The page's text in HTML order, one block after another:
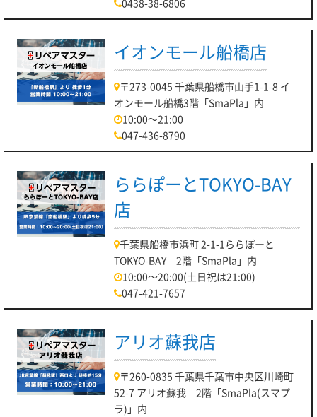
0438-38-6806
イオンモール船橋店
〒273-0045 千葉県船橋市山手1-1-8 イ
オンモール船橋3階「SmaPla」内
10:00～21:00
047-436-8790
ららぽーとTOKYO-BAY
店
千葉県船橋市浜町 2-1-1ららぽーと
TOKYO-BAY 2階「SmaPla」内
10:00～20:00(土日祝は21:00)
047-421-7657
アリオ蘇我店
〒260-0835 千葉県千葉市中央区川崎町
52-7 アリオ蘇我 2階「SmaPla(スマプ
ラ)」内